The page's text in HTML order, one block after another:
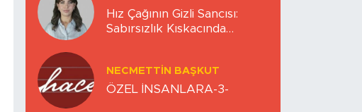
Hız Çağının Gizli Sancısı:
Sabırsızlık Kıskacında
NECMETTIN BAŞKUT
ÖZEL İNSANLARA-3-